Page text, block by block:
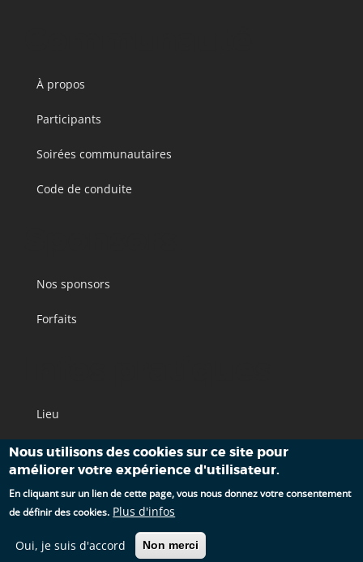
Nous utilisons des cookies sur ce site pour
améliorer votre expérience d'utilisateur.
En cliquant sur un lien de cette page, vous nous donnez votre consentement
de définir des cookies. Plus d'infos
Oui, je suis d'accord Non merci
À propos
Participants
Soirées communautaires
Code de conduite
Nos sponsors
Forfaits
Lieu
Accès